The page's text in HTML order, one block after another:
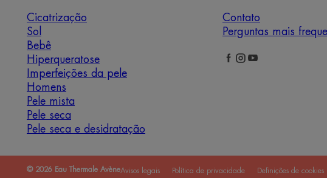
Cicatrização
Sol
Bebê
Hiperqueratose
Imperfeições da pele
Homens
Pele mista
Pele seca
Pele seca e desidratação
Contato
Perguntas mais
Avisos legais Política de privacidade Definições de cookies
© 2026 Eau Thermale Avène